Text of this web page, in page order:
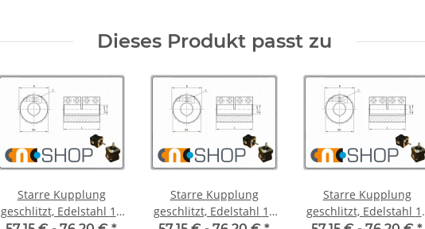
Dieses Produkt passt zu
Starre Kupplung
geschlitzt, Edelstahl 14
Starre Kupplung
geschlitzt, Edelstahl 15
Starre Kupplung
geschlitzt, Edelstahl 16